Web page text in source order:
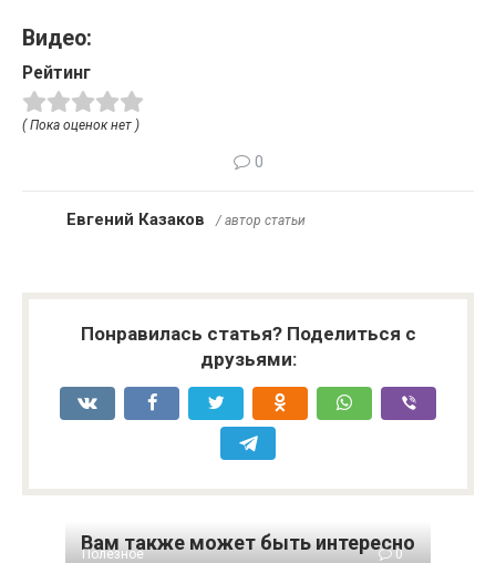
Видео:
Рейтинг
( Пока оценок нет )
0
Евгений Казаков / автор статьи
Понравилась статья? Поделиться с
друзьями:
Вам также может быть интересно
Полезное 0